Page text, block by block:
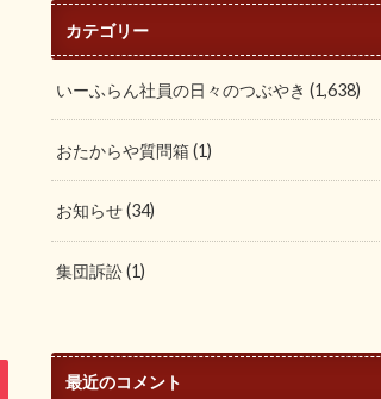
カテゴリー
いーふらん社員の日々のつぶやき(1,638)
おたからや質問箱(1)
お知らせ(34)
集団訴訟(1)
最近のコメント